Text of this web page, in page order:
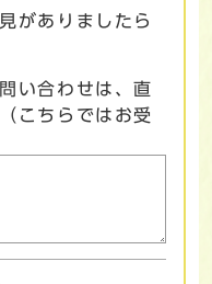
がありましたら
い合わせは、直
こちらではお受